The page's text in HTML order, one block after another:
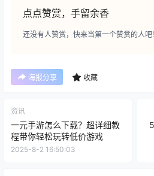
点点赞赏，手留余香
还没有人赞赏，快来当第一个赞赏的人吧
海报分享 收藏
资讯
一元手游怎么下载？超详细教
程带你轻松玩转低价游戏
2025-8-2 16:50:03